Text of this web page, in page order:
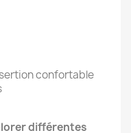
confortable
différentes